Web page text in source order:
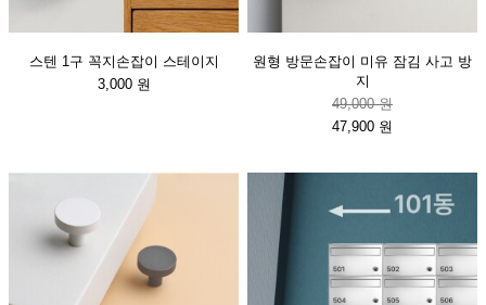
스텐 1구 꼭지손잡이 스테이지
3,000 원
원형 방문손잡이 미유 잠김 사고 방
지
49,000 원
47,900 원